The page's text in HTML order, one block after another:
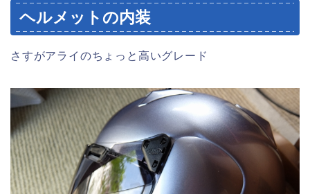
ヘルメットの内装
さすがアライのちょっと高いグレード